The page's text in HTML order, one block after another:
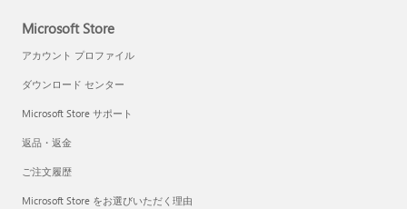
Microsoft Store
アカウント プロファイル
ダウンロード センター
Microsoft Store サポート
返品・返金
ご注文履歴
Microsoft Store をお選びいただく理由